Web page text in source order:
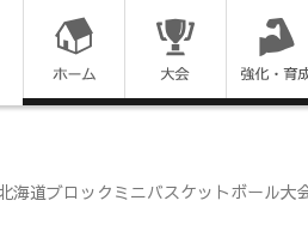
コ
ン
海道ブロックミニバスケットボール大